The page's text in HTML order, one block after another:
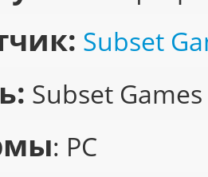
Subset
Subset Games
: PC